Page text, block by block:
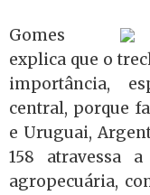
Gomes
explica que o
importância,
central, porque
e Uruguai,
158 atravessa
agropecuária,